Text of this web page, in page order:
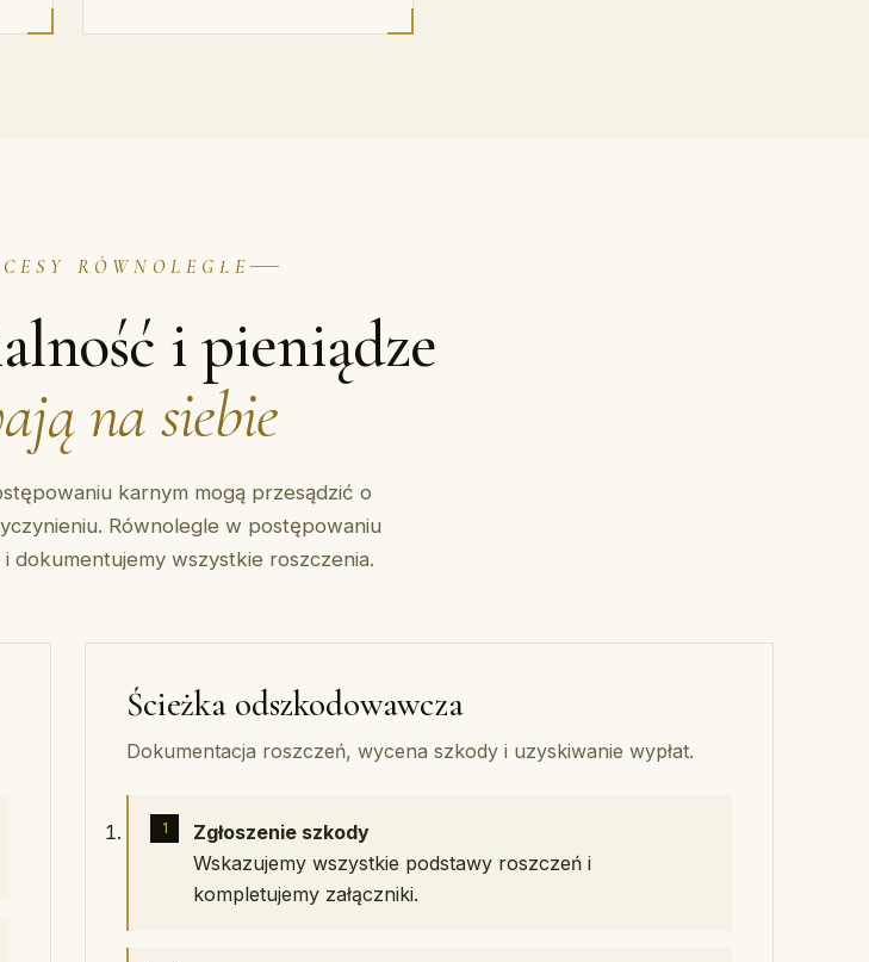
RÓWNOLEGŁE
i pieniądze
na siebie
karnym mogą przesądzić o
Równolegle w postępowaniu
dokumentujemy wszystkie roszczenia.
Ścieżka odszkodowawcza
Dokumentacja roszczeń, wycena szkody i uzyskiwanie wypłat.
Zgłoszenie szkody
Wskazujemy wszystkie podstawy roszczeń i
kompletujemy załączniki.